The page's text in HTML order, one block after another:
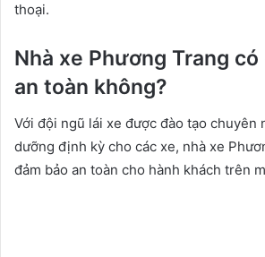
thoại.
Nhà xe Phương Trang
an toàn không?
Với đội ngũ lái xe được đào tạo chuyên
dưỡng định kỳ cho các xe, nhà xe
đảm bảo an toàn cho hành khách trên